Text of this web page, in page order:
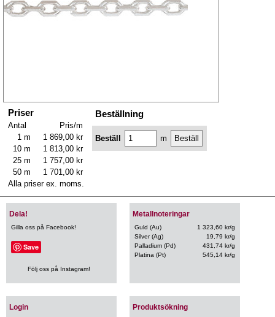
Priser
Antal
Pris/m
1 m
1 869,00 kr
10 m
1 813,00 kr
25 m
1 757,00 kr
50 m
1 701,00 kr
Alla priser ex. moms.
Beställning
Beställ m
Metallnoteringar
Guld (Au)
1 323,60 kr/g
Silver (Ag)
19,79 kr/g
Palladium (Pd)
431,74 kr/g
Platina (Pt)
545,14 kr/g
Login Produktsökning
Dela!
Gilla oss på Facebook!
Save
Följ oss på Instagram!